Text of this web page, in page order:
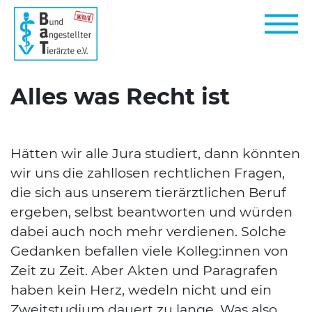
Alles was Recht ist
Hät­ten wir alle Jura stu­diert, dann könn­ten
wir uns die zahl­lo­sen recht­li­chen Fra­gen,
die sich aus unse­rem tier­ärzt­li­chen Beruf
erge­ben, selbst beant­wor­ten und wür­den
dabei auch noch mehr ver­die­nen. Sol­che
Gedan­ken befal­len vie­le Kolleg:innen von
Zeit zu Zeit. Aber Akten und Para­gra­fen
haben kein Herz, wedeln nicht und ein